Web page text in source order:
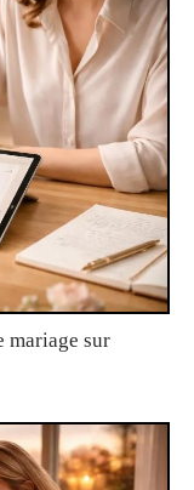
mariage sur